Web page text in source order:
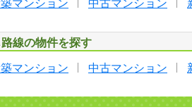
マンション 中古マンション
路線の物件を探す
マンション 中古マンション